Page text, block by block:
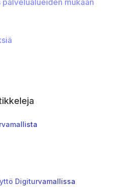
Digiturvamallissa